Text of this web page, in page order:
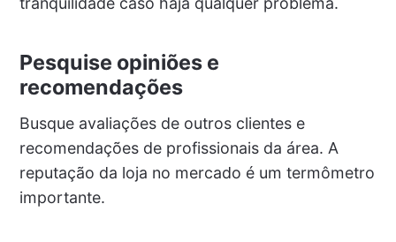
Pesquise opiniões e
recomendações
Busque avaliações de outros clientes e
recomendações de profissionais da área. A
reputação da loja no mercado é um termômetro
importante.